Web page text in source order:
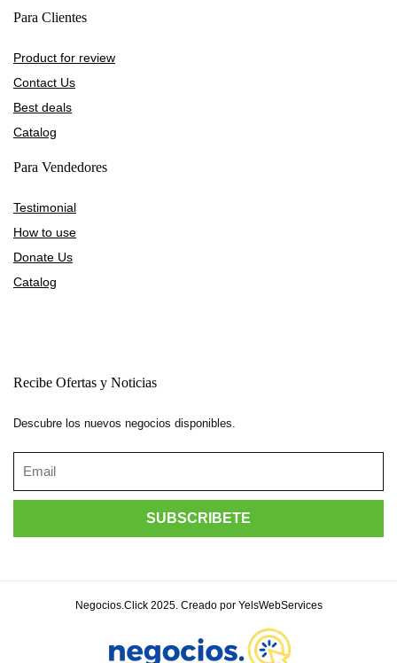
Para Clientes
Product for review
Contact Us
Best deals
Catalog
Para Vendedores
Testimonial
How to use
Donate Us
Catalog
Recibe Ofertas y Noticias
Descubre los nuevos negocios disponibles.
Negocios.Click 2025. Creado por YelsWebServices